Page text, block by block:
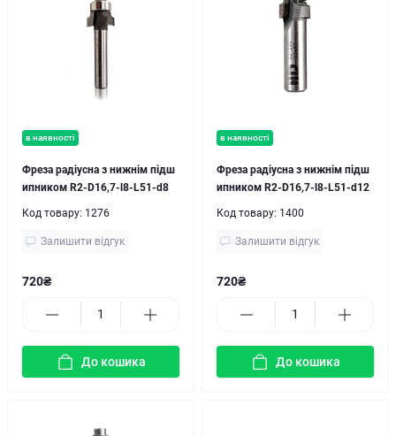
в наявності
Фреза радіусна з нижнім підш
ипником R2-D16,7-l8-L51-d8
Код товару: 1276
Залишити відгук
720₴
До кошика
в наявності
Фреза радіусна з нижнім підш
ипником R2-D16,7-l8-L51-d12
Код товару: 1400
Залишити відгук
720₴
До кошика